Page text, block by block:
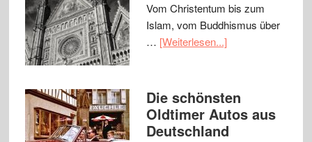
Vom Christentum bis zum
Islam, vom Buddhismus über
… [Weiterlesen...]
Die schönsten
Oldtimer Autos aus
Deutschland